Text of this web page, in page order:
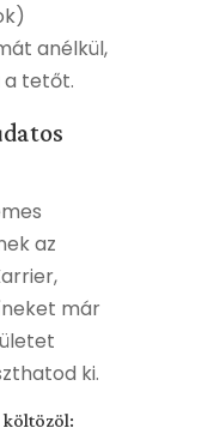
anélkül,
a tetőt.
az
már
ki.
költözöl: